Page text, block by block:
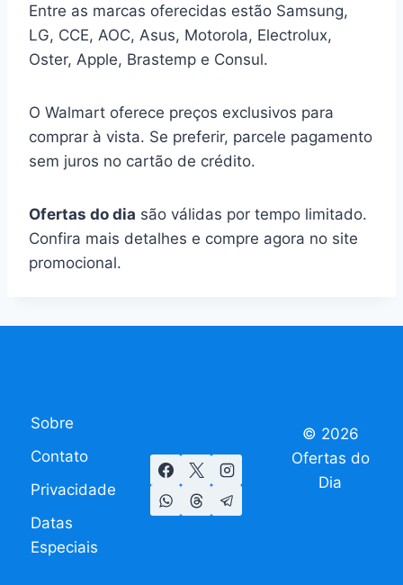
Entre as marcas oferecidas estão Samsung,
LG, CCE, AOC, Asus, Motorola, Electrolux,
Oster, Apple, Brastemp e Consul.
O Walmart oferece preços exclusivos para
comprar à vista. Se preferir, parcele pagamento
sem juros no cartão de crédito.
Ofertas do dia são válidas por tempo limitado.
Confira mais detalhes e compre agora no site
promocional.
Sobre
Contato
Privacidade
Datas
Especiais
© 2026
Ofertas do
Dia